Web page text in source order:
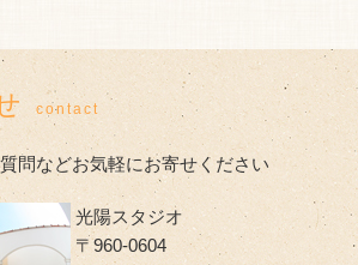
contact
問などお気軽にお寄せください
光陽スタジオ
〒960-0604